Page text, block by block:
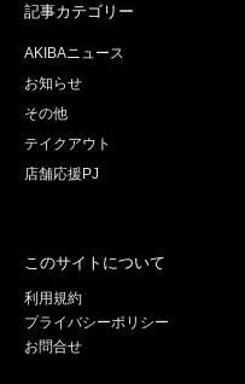
記事カテゴリー
AKIBAニュース
お知らせ
その他
テイクアウト
店舗応援PJ
このサイトについて
利用規約
プライバシーポリシー
お問合せ